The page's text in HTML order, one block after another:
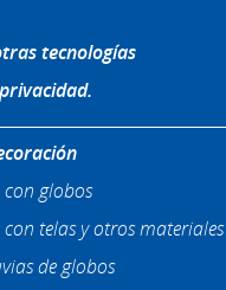
tecnologías
globos
telas y otros materiales
de globos